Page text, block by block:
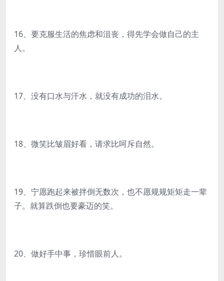
16、要克服生活的焦虑和沮丧，得先学会做自己的主
人。
17、没有口水与汗水，就没有成功的泪水。
18、微笑比皱眉好看，请求比呵斥自然。
19、宁愿跑起来被拌倒无数次，也不愿规规矩矩走一辈
子。就算跌倒也要豪迈的笑。
20、做好手中事，珍惜眼前人。